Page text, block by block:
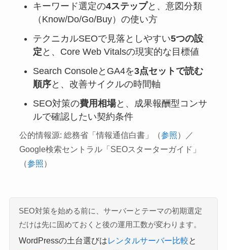
キーワード選定の4ステップと、意図分類
（Know/Do/Go/Buy）の使い方
テクニカルSEOで見落としやすい5つの設
定 と、Core Web Vitalsの現実的な目標値
Search ConsoleとGA4を3点セットで読む
順序と、改善サイクルの時間軸
SEO対策の費用相場と、成果報酬型コンサ
ルで確認したい契約条件
公的情報源: 総務省「情報通信白書」（参照）／
Google検索セントラル「SEOスターターガイド」
（参照）
SEO対策を始める前に、サーバーとテーマの初期選定
だけは先に固めておくと後の運用工数が変わります。
WordPressの土台選びはレンタルサーバー比較と